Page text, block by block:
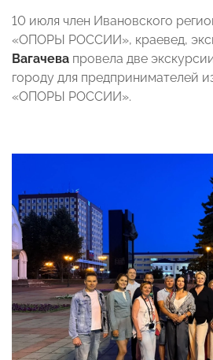
10 июля член Ивановского
«ОПОРЫ РОССИИ», краевед,
Вагачева провела две
городу для предпринимателей
«ОПОРЫ РОССИИ».